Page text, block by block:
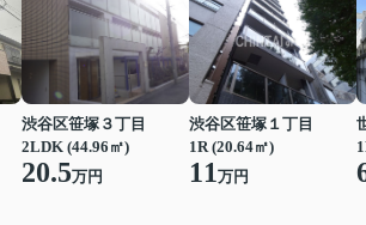
渋谷区笹塚３丁目
2LDK (44.96㎡)
20.5万円
渋谷区笹塚１丁目
1R (20.64㎡)
11万円